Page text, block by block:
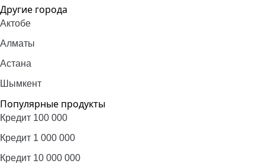
Другие города
Актобе
Алматы
Астана
Шымкент
Популярные продукты
Кредит 100 000
Кредит 1 000 000
Кредит 10 000 000